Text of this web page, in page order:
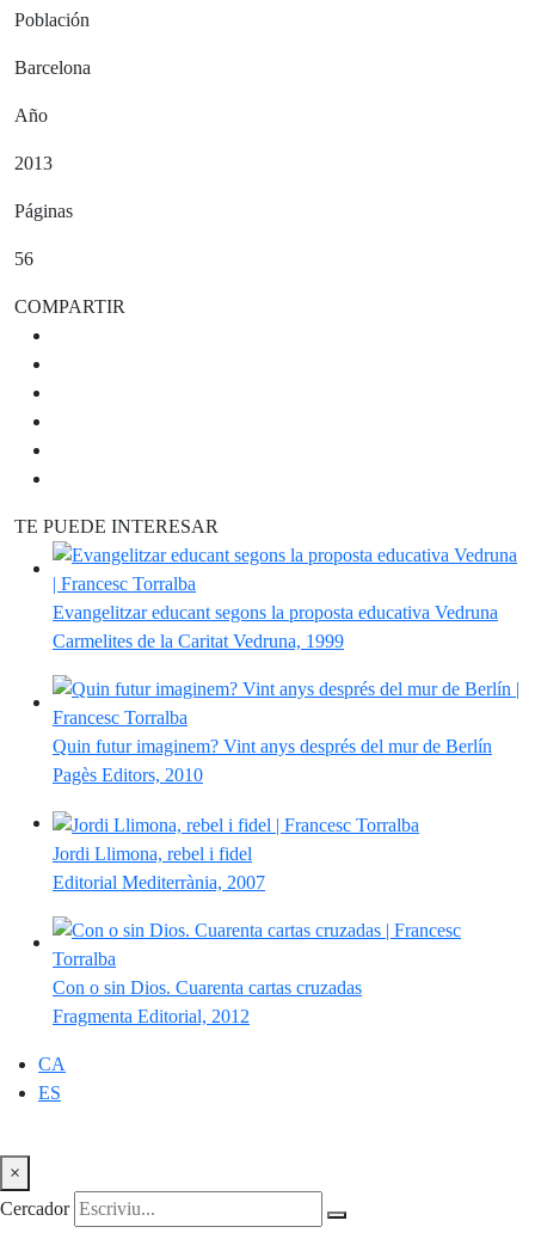
Población
Barcelona
Año
2013
Páginas
56
COMPARTIR
TE PUEDE INTERESAR
Evangelitzar educant segons la proposta educativa Vedruna
Carmelites de la Caritat Vedruna, 1999
Quin futur imaginem? Vint anys després del mur de Berlín
Pagès Editors, 2010
Jordi Llimona, rebel i fidel
Editorial Mediterrània, 2007
Con o sin Dios. Cuarenta cartas cruzadas
Fragmenta Editorial, 2012
CA
ES
×
Cercador